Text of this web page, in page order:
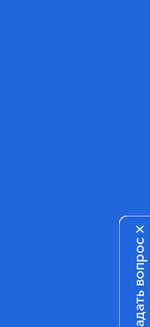
Задать вопрос
×